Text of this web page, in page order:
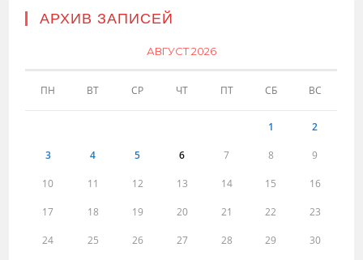
АРХИВ ЗАПИСЕЙ
АВГУСТ 2026
ПН ВТ СР ЧТ ПТ СБ ВС
1 2
3 4 5 6 7 8 9
10 11 12 13 14 15 16
17 18 19 20 21 22 23
24 25 26 27 28 29 30